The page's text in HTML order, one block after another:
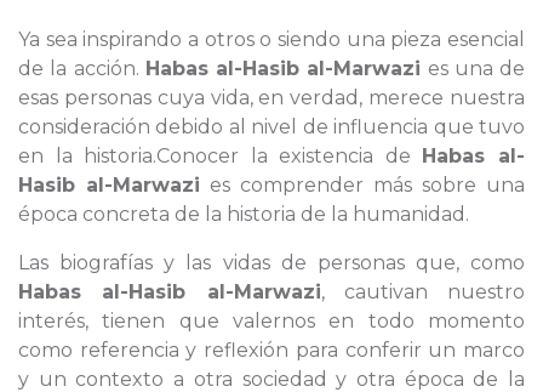
Ya sea inspirando a otros o siendo una pieza esencial
de la acción. Habas al-Hasib al-Marwazi es una de
esas personas cuya vida, en verdad, merece nuestra
consideración debido al nivel de influencia que tuvo
en la historia.Conocer la existencia de Habas al-
Hasib al-Marwazi es comprender más sobre una
época concreta de la historia de la humanidad.
Las biografías y las vidas de personas que, como
Habas al-Hasib al-Marwazi, cautivan nuestro
interés, tienen que valernos en todo momento
como referencia y reflexión para conferir un marco
y un contexto a otra sociedad y otra época de la